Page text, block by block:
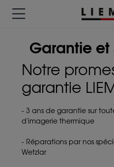
ACCESSOIRES
Adaptateur
pour
serrage
VISION
ET
Garantie
Notre
garantie
- 3 ans de garantie sur
d'imagerie thermique
- Réparations par nos
Wetzlar